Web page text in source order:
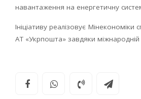
навантаження на енергетичну
Ініціативу реалізовує Мінекономіки
АТ «Укрпошта» завдяки міжнародній